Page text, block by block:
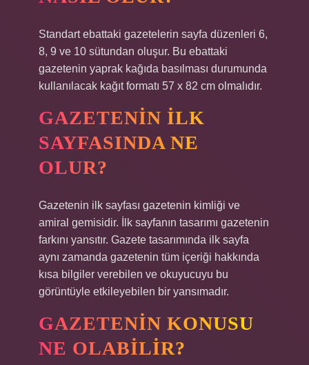
Standart ebattaki gazetelerin sayfa düzenleri 6,
8, 9 ve 10 sütundan oluşur. Bu ebattaki
gazetenin yaprak kağıda basılması durumunda
kullanılacak kağıt formatı 57 x 82 cm olmalıdır.
GAZETENIN ILK
SAYFASINDA NE
OLUR?
Gazetenin ilk sayfası gazetenin kimliği ve
amiral gemisidir. İlk sayfanın tasarımı gazetenin
farkını yansıtır. Gazete tasarımında ilk sayfa
aynı zamanda gazetenin tüm içeriği hakkında
kısa bilgiler verebilen ve okuyucuyu bu
görüntüyle etkileyebilen bir yansımadır.
GAZETENIN KONUSU
NE OLABILIR?